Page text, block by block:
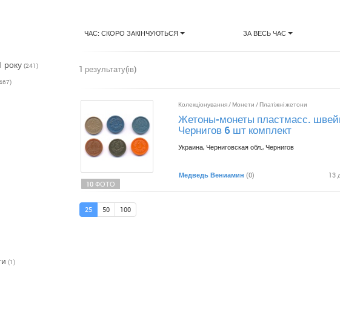
року (241)
(1)
ЧАС: СКОРО ЗАКІНЧУЮТЬСЯ ЗА ВЕСЬ ЧАС
1 результату(ів)
10 ФОТО
Колекціонування/ Монети /Платіжні жетони
Жетоны-монеты пластмасс.
Чернигов 6 шт комплект
Украина, Черниговская обл., Чернигов
Медведь Вениамин (0) 13
25 50 100